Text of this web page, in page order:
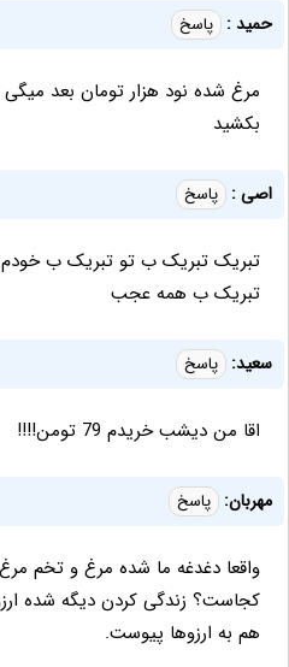
حمید : پاسخ
مرغ شده نود هزار تومان بعد
بکشید
اصی : پاسخ
تبریک تبریک ب تو تبریک ب
تبریک ب همه عجب
سعید: پاسخ
اقا من دیشب خریدم 79 تومن!!!!
مهربان: پاسخ
واقعا دغدغه ما شده مرغ و تخم
کجاست؟ زندگی کردن دیگه شده
هم به ارزوها پیوست.